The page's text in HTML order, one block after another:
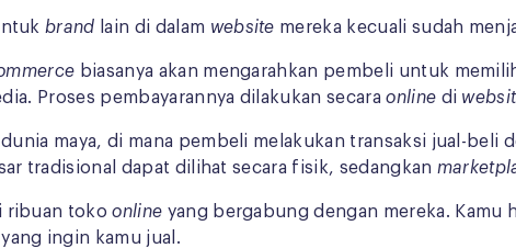
brand lain di dalam website mereka kecuali sudah
biasanya akan mengarahkan pembeli untuk
Proses pembayarannya dilakukan secaraonline di
maya, di mana pembeli melakukan transaksi jual-beli
tradisional dapat dilihat secara fisik, sedangkan
ribuan tokoonline yang bergabung dengan mereka. Kamu
ingin kamu jual.